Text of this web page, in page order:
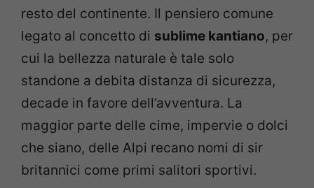
resto del continente. Il pensiero comune
legato al concetto di sublime kantiano, per
cui la bellezza naturale è tale solo
standone a debita distanza di sicurezza,
decade in favore dell’avventura. La
maggior parte delle cime, impervie o dolci
che siano, delle Alpi recano nomi di sir
britannici come primi salitori sportivi.